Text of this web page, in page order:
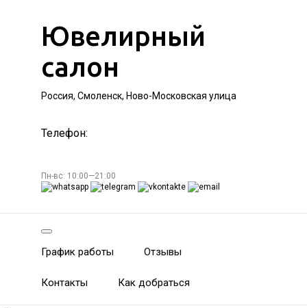
Ювелирный
салон
Россия, Смоленск, Ново-Московская улица
Телефон:
Пн-вс: 10:00—21:00
График работы Отзывы
Контакты Как добраться